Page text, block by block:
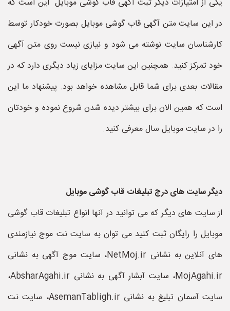
یکی از امتیازات دیگر ثبت آگهی قاب گوشی موبایل این است که
در این سایت متن آگهی قاب گوشی موبایل بصورت خودکار توسط
کارشناسان سایت نوشته می شود و نیازی نیست روی متن آگهی
خود تمرکز کنید. همچنین این سایت مزایای زیاد دیگری دارد که در
مقالات بعدی برای شما قابل مشاهده خواهد بود. پیشنهاد ما این
است که همین الان برای بیشتر دیده شدن شروع نموده و خودتان
را در سایت موبایل سال معرفی کنید.
دیگر سایت های درج تبلیغات قاب گوشی موبایل
از سایت های دیگر که می توانید در آنها انواع تبلیغات قاب گوشی
موبایل را رایگان ثبت کنید می توان به سایت نت موج نیازمندی
های آنلاین به نشانی NetMoj.ir، سایت موج آگهی به نشانی
MojAgahi.ir، سایت آبشار آگهی به نشانی AbsharAgahi.ir،
سایت آسمان تبلیغ به نشانی AsemanTabligh.ir، سایت نت